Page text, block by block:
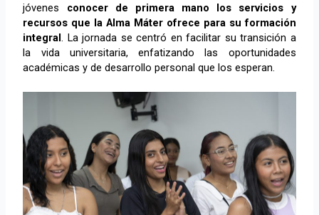
jóvenes conocer de primera mano los servicios y
recursos que la Alma Máter ofrece para su formación
integral. La jornada se centró en facilitar su transición a
la vida universitaria, enfatizando las oportunidades
académicas y de desarrollo personal que los esperan.